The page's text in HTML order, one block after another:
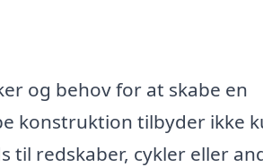
og behov for at skabe en
konstruktion tilbyder ikke
til redskaber, cykler eller